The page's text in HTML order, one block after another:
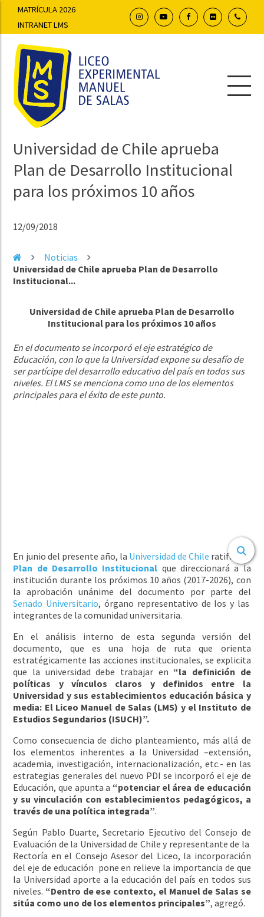
MATRÍCULA 2026
INTRANET LMS
Universidad de Chile aprueba
Plan de Desarrollo Institucional
para los próximos 10 años
12/09/2018
Noticias
Universidad de Chile aprueba Plan de Desarrollo
Institucional...
Universidad de Chile aprueba Plan de Desarrollo
Institucional para los próximos 10 años
En el documento se incorporó el eje estratégico de
Educación, con lo que la Universidad expone su desafío de
ser partícipe del desarrollo educativo del país en todos sus
niveles. El LMS se menciona como uno de los elementos
principales para el éxito de este punto.
En junio del presente año, la Universidad de Chile ratificó el
Plan de Desarrollo Institucional que direccionará a la
institución durante los próximos 10 años (2017-2026), con
la aprobación unánime del documento por parte del
Senado Universitario, órgano representativo de los y las
integrantes de la comunidad universitaria.
En el análisis interno de esta segunda versión del
documento, que es una hoja de ruta que orienta
estratégicamente las acciones institucionales, se explicita
que la universidad debe trabajar en “la definición de
políticas y vínculos claros y definidos entre la
Universidad y sus establecimientos educación básica y
media: El Liceo Manuel de Salas (LMS) y el Instituto de
Estudios Segundarios (ISUCH)”.
Como consecuencia de dicho planteamiento, más allá de
los elementos inherentes a la Universidad –extensión,
academia, investigación, internacionalización, etc.- en las
estrategias generales del nuevo PDI se incorporó el eje de
Educación, que apunta a “potenciar el área de educación
y su vinculación con establecimientos pedagógicos, a
través de una política integrada”.
Según Pablo Duarte, Secretario Ejecutivo del Consejo de
Evaluación de la Universidad de Chile y representante de la
Rectoría en el Consejo Asesor del Liceo, la incorporación
del eje de educación pone en relieve la importancia de que
la Universidad aporte a la educación del país en todos sus
niveles. “Dentro de ese contexto, el Manuel de Salas se
sitúa como uno de los elementos principales”, agregó.